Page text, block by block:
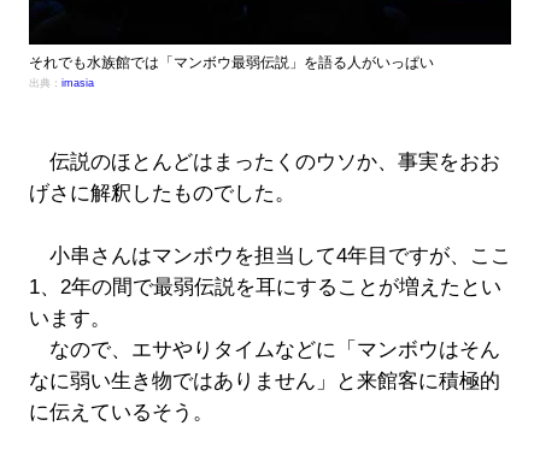
それでも水族館では「マンボウ最弱伝説」を語る人がいっぱい
出典： imasia
伝説のほとんどはまったくのウソか、事実をおお
げさに解釈したものでした。
小串さんはマンボウを担当して4年目ですが、ここ
1、2年の間で最弱伝説を耳にすることが増えたとい
います。
なので、エサやりタイムなどに「マンボウはそん
なに弱い生き物ではありません」と来館客に積極的
に伝えているそう。